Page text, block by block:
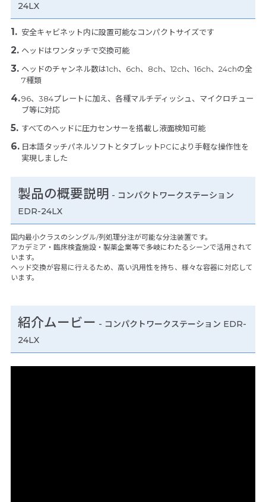
24LX
安全キャビネット内に設置可能なコンパクトサイズです
ヘッドはワンタッチで交換可能
ヘッドのチャンネル数は1ch、6ch、8ch、12ch、16ch、24chの全
7種類
96、384プレートに加え、各種マルチディッシュ、マイクロチュー
ブ等に対応
すべてのヘッドに圧力センサーを搭載し液面検知可能
日本語タッチパネルソフトとタブレットPCにより手軽な操作性を
実現しました
製品の概要説明 - コンパクトワークステーション
EDR-24LX
国内最小クラスのシングル/列処理分注が可能な分注装置です。
アカデミア・臨床検査施設・製薬企業等で多岐にわたるシーンで活用されて
います。
ヘッド交換が容易に行えるため、高い汎用性を持ち、様々な容器に対応して
います。
紹介ムービー - コンパクトワークステーション EDR-
24LX